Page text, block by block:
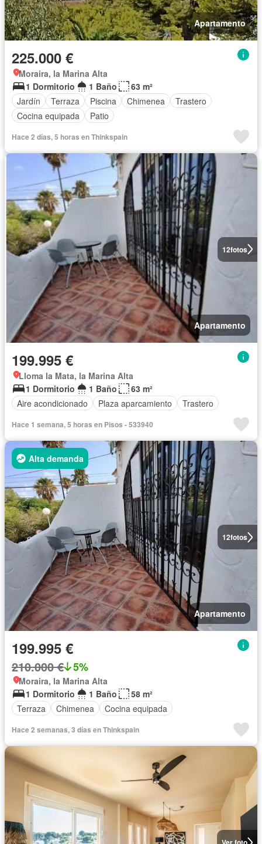
Apartamento
225.000 €
Moraira, la Marina Alta
1 Dormitorio
1 Baño
63 m²
Jardín
Terraza Piscina Chimenea
Trastero
Cocina equipada
Patio
Hace 2 días, 5 horas en Thinkspain
12fotos
Apartamento
199.995 €
Lloma la Mata, la Marina Alta
1 Dormitorio
1 Baño
63 m²
Aire acondicionado
Plaza aparcamiento Trastero
Hace 1 semana, 5 horas en Pisos - 533940
12fotos
Alta demanda
Apartamento
199.995 €
210.000 € 5%
Moraira, la Marina Alta
1 Dormitorio
1 Baño
58 m²
Terraza
Chimenea Cocina equipada
Hace 2 semanas, 3 días en Thinkspain